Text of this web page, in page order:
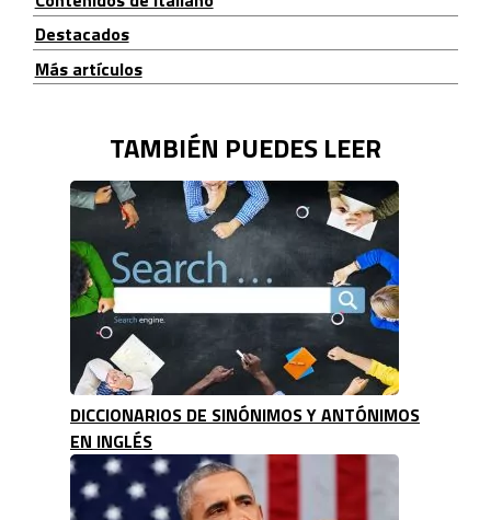
Destacados
Más artículos
TAMBIÉN PUEDES LEER
DICCIONARIOS DE SINÓNIMOS Y ANTÓNIMOS
EN INGLÉS